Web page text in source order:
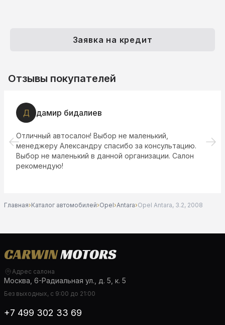
Заявка на кредит
Отзывы покупателей
Д дамир бидалиев
Отличный автосалон! Выбор не маленький,
менеджеру Александру спасибо за консультацию.
Выбор не маленький в данной организации. Салон
рекомендую!
Главная›Каталог автомобилей›Opel›Antara›Opel Antara, 3.2, 2008
Адрес салона
Москва, 6-Радиальная ул., д. 5, к. 5
Без выходных, с 9:00 до 21:00
+7 499 302 33 69